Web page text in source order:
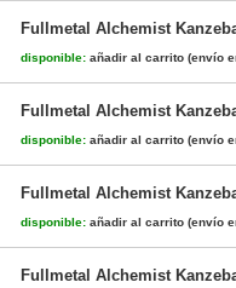
Fullmetal Alchemist
disponible: añadir al carrito (envío
Fullmetal Alchemist
disponible: añadir al carrito (envío
Fullmetal Alchemist
disponible: añadir al carrito (envío
Fullmetal Alchemist